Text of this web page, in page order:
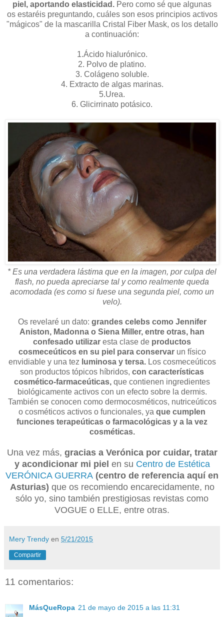
piel, aportando elasticidad. Pero como sé que algunas
os estaréis preguntando, cuáles son esos principios activos
"mágicos" de la mascarilla Cristal Fiber Mask, os los detallo
a continuación:
1.Ácido hialurónico.
2. Polvo de platino.
3. Colágeno soluble.
4. Extracto de algas marinas.
5.Urea.
6. Glicirrinato potásico.
* Es una verdadera lástima que en la imagen, por culpa del
flash, no pueda apreciarse tal y como realmente queda
acomodada (es como si fuese una segunda piel, como un
velo).
Os revelaré un dato: grandes celebs como Jennifer
Aniston, Madonna o Siena Miller, entre otras, han
confesado utilizar esta clase de productos
cosmeceúticos en su piel para conservarun físico
envidiable y una tez luminosa y tersa.Los cosmeceúticos
son productos tópicos híbridos, con características
cosmético-farmaceúticas, que contienen ingredientes
biológicamente activos con un efecto sobre la dermis.
También se conocen como dermocosméticos, nutriceúticos
o cosméticos activos o funcionales, ya que cumplen
funciones terapeúticas o farmacológicas y a la vez
cosméticas.
Una vez más, gracias a Verónica por cuidar, tratar
y acondicionar mi piel en su Centro de Estética
VERÓNICA GUERRA (centro de referencia aquí en
Asturias) que os recomiendo encarecidamente, no
sólo yo, sino también prestigiosas revistas como
VOGUE o ELLE, entre otras.
Mery Trendy en 5/21/2015
Compartir
11 comentarios:
MásQueRopa 21 de mayo de 2015 a las 11:31